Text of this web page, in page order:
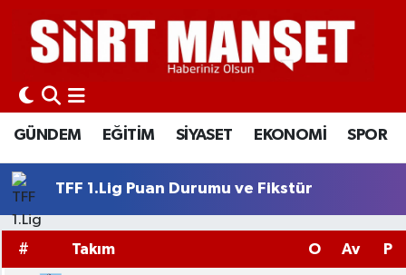
GÜNDEM EĞİTİM SİYASET EKONOMİ SPOR
TFF 1.Lig Puan Durumu ve Fikstür
# Takım O Av P
GÜNDEM
EĞİTİM
SİYASET
SPOR
Siirt Nöbetçi Eczaneler
Siirt Hava Durumu
Siirt Namaz Vakitleri
Süper Lig Puan Durumu ve Fikstür